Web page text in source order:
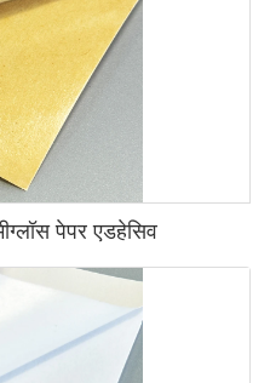
पेपर एडहेसिव